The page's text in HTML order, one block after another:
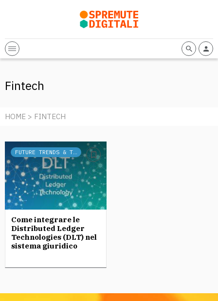
Fintech
HOME > FINTECH
FUTURE TRENDS & TECH
Come integrare le
Distributed Ledger
Technologies (DLT) nel
sistema giuridico